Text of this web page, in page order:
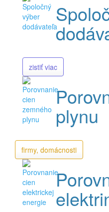
zistiť viac
plynu
firmy, domácnosti